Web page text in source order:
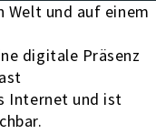
Welt und auf einem
digitale Präsenz
Internet und ist